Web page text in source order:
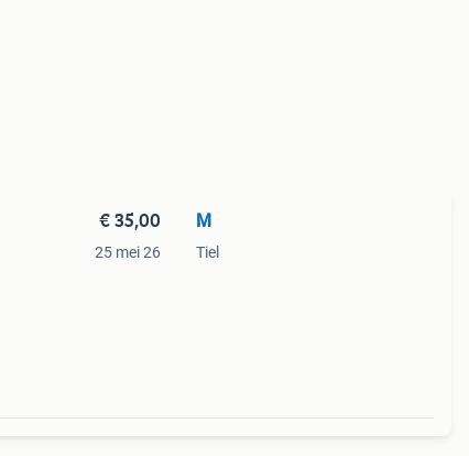
€ 35,00
25 mei 26
M
Tiel